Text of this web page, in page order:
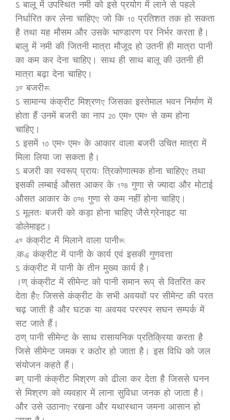
ऽ बालू में उपस्थित नमी को इसे प्रयोग में लाने से पहले
निर्धारित कर लेना चाहिए, जो कि 10 प्रतिशत तक हो सकता
है तथा यह मौसम और उसके भाण्डारण पर निर्भर करता है।
बालु में नमी की जितनी मात्रा मौजूद हो उतनी ही मात्रा पानी
का कम कर देना चाहिए। साथ ही साथ बालू की उतनी ही
मात्रा बढ़ा देना चाहिए।
3. बजरी:-
ऽ सामान्य कंक्रीट मिश्रण, जिसका इस्तेमाल भवन निर्माण में
होता हैं उनमें बजरी का नाप 20 एम. एम. से कम होना
चाहिए।
ऽ इसमें 10 एम. एम. के आकार वाला बजरी उचित मात्रा में
मिला लिया जा सकता है।
ऽ बजरी का स्वरूप् प्रायः त्रिकोणात्मक होना चाहिए, तथा
इसकी लम्बाई औसत आकर के 1.8 गुणा से ज्यादा और मोटाई
औसत आकार के 0.6 गुणा से कम नहीं होना चाहिए।
ऽ मूलतः बजरी को कड़ा होना चाहिए जैसे-ग्रेनाइट या
डोलेमाइट।
4. कंक्रीट में मिलाने वाला पानी:-
(क) कंक्रीट में पानी के कार्य एवं इसकी गुणवत्ता
ऽ कंक्रीट में पानी के तीन मुख्य कार्य है।
।ण् कंक्रीट में सीमेन्ट को पानी समान रूप् से वितरित कर
देता है, जिससे कंक्रीट के सभी अवयवों पर सीमेन्ट की परत
चढ़ जाती है और घटक या अवयव परस्पर सघन सम्पर्क में
सट जाते हैं।
ठण् पानी सीमेन्ट के साथ रासायनिक प्रतिक्रिया करता है
जिसे सीमेन्ट जमक र कठोर हो जाता है। इस विधि को जल
संयोजन कहते हैं।
ब्ण् पानी कंक्रीट मिश्रण को ढीला कर देता है जिससे घनन
से मिश्रण को व्यवहार में लाना सुविधा जनक हो जाता है।
और उसे उठाना, रखना और यथास्थान जमना आसान हो